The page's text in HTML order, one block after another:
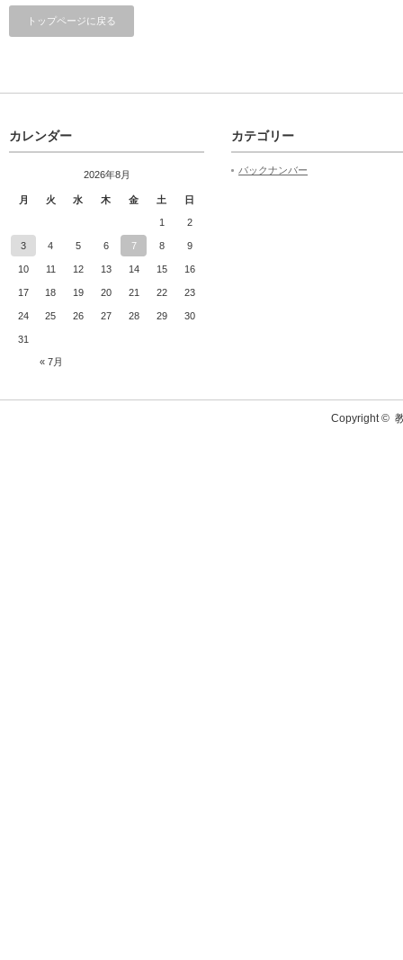
トップページに戻る
カレンダー
2026年8月
月 火 水 木 金 土 日
« 7月
1 2
3 4 5 6 7 8 9
10 11 12 13 14 15 16
17 18 19 20 21 22 23
24 25 26 27 28 29 30
31
カテゴリー
バックナンバー
Copyright ©